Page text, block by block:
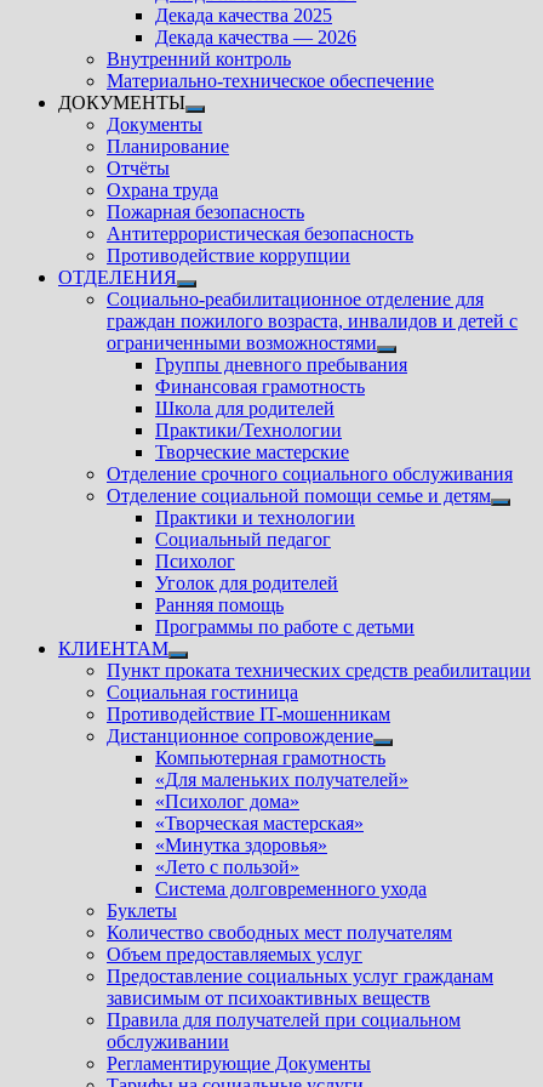
подменю
Декада качества 2025
Декада качества — 2026
Внутренний контроль
Материально-техническое обеспечение
ДОКУМЕНТЫ
Показать
подменю
Документы
Планирование
Отчёты
Охрана труда
Пожарная безопасность
Антитеррористическая безопасность
Противодействие коррупции
ОТДЕЛЕНИЯ
Показать
подменю
Социально-реабилитационное отделение для
граждан пожилого возраста, инвалидов и детей с
ограниченными возможностями
Показать
подменю
Группы дневного пребывания
Финансовая грамотность
Школа для родителей
Практики/Технологии
Творческие мастерские
Отделение срочного социального обслуживания
Отделение социальной помощи семье и детям
Практики и технологии
Социальный педагог
Психолог
Уголок для родителей
Ранняя помощь
Программы по работе с детьми
КЛИЕНТАМ
Показать
подменю
Пункт проката технических средств реабилитации
Социальная гостиница
Противодействие IT-мошенникам
Дистанционное сопровождение
Показать
подменю
Компьютерная грамотность
«Для маленьких получателей»
«Психолог дома»
«Творческая мастерская»
«Минутка здоровья»
«Лето с пользой»
Система долговременного ухода
Буклеты
Количество свободных мест получателям
Объем предоставляемых услуг
Предоставление социальных услуг гражданам
зависимым от психоактивных веществ
Правила для получателей при социальном
обслуживании
Регламентирующие Документы